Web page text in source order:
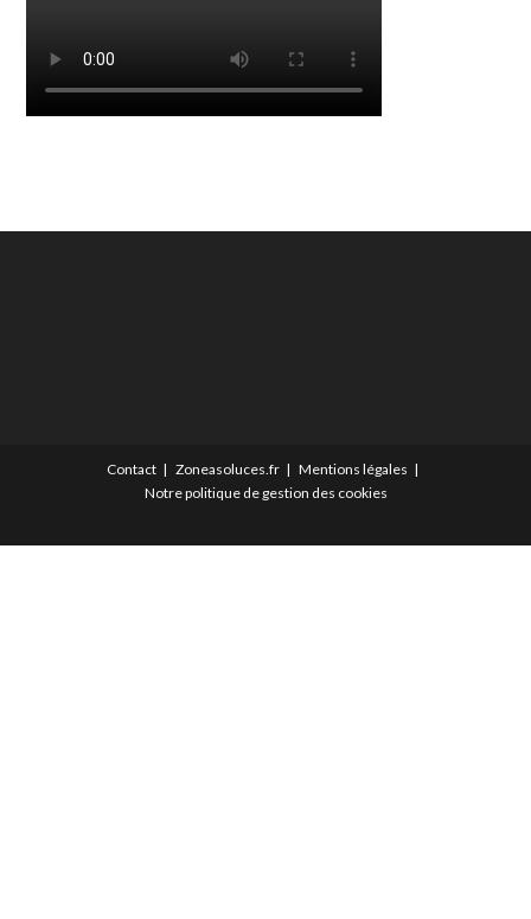
Contact Zoneasoluces.fr
Mentions légales
Notre politique de gestion des cookies